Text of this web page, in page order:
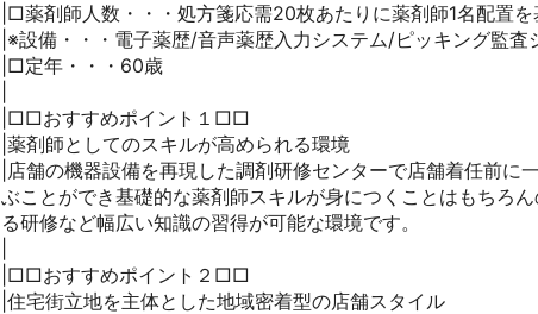
|□薬剤師人数・・・処方箋応需20枚あたりに薬剤師1名配置
|※設備・・・電子薬歴/音声薬歴入力システム/ピッキング監査
|□定年・・・60歳
|□□おすすめポイント１□□
|薬剤師としてのスキルが高められる環境
|店舗の機器設備を再現した調剤研修センターで店舗着任前に
ぶことができ基礎的な薬剤師スキルが身につくことはもちろ
る研修など幅広い知識の習得が可能な環境です。
|□□おすすめポイント２□□
|住宅街立地を主体とした地域密着型の店舗スタイル